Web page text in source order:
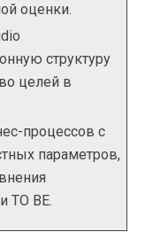
оценки.
структуру
целей в
процессов с
параметров,
TO BE.